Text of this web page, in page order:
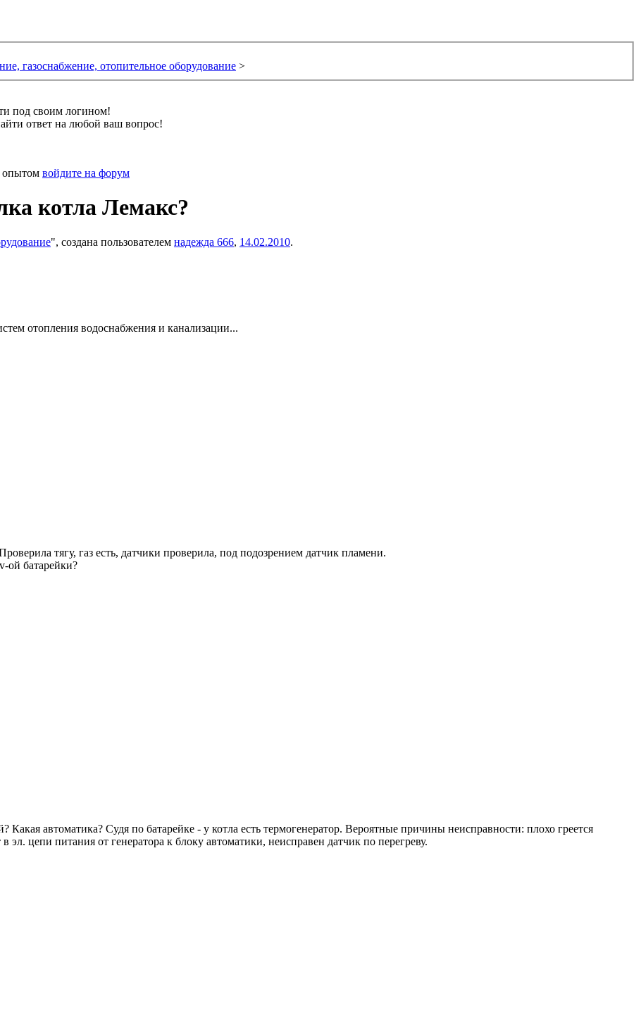
газоснабжение, отопительное оборудование >
под своим логином!
ответ на любой ваш вопрос!
опытом войдите на форум
котла Лемакс?
", создана пользователем надежда 666, 14.02.2010.
отопления водоснабжения и канализации...
тягу, газ есть, датчики проверила, под подозрением датчик пламени.
ой батарейки?
автоматика? Судя по батарейке - у котла есть термогенератор. Вероятные причины неисправности: плохо греется
эл. цепи питания от генератора к блоку автоматики, неисправен датчик по перегреву.